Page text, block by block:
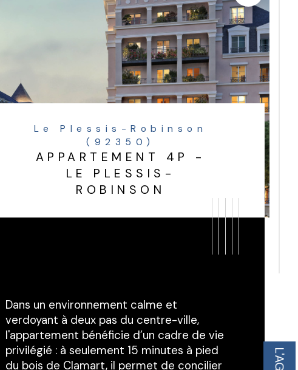
Le Plessis-Robinson
(92350)
APPARTEMENT 4P -
LE PLESSIS-
ROBINSON
Dans un environnement calme et
verdoyant à deux pas du centre-ville,
l'appartement bénéficie d’un cadre de vie
privilégié : à seulement 15 minutes à pied
du bois de Clamart, il permet de concilier